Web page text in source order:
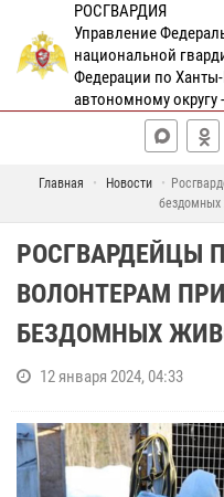
РОСГВАРДИЯ
Управление
национальной
Федерации по
автономному округу
Главная Новости
бездомных
РОСГВАРДЕЙЦЫ
ВОЛОНТЕРАМ
БЕЗДОМНЫХ
12 января 2024, 04:33